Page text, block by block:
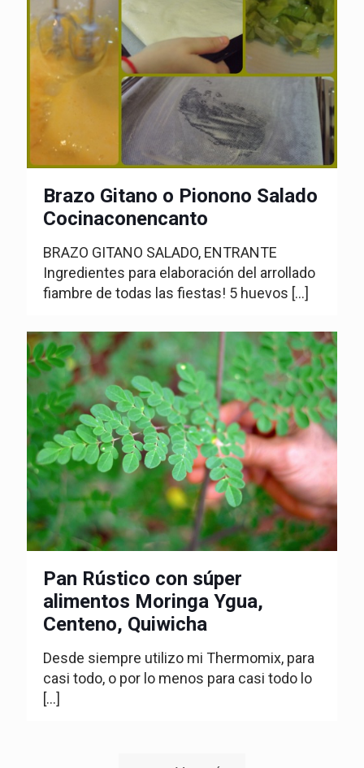
Brazo Gitano o Pionono Salado
Cocinaconencanto
BRAZO GITANO SALADO, ENTRANTE
Ingredientes para elaboración del arrollado
fiambre de todas las fiestas! 5 huevos […]
Pan Rústico con súper
alimentos Moringa Ygua,
Centeno, Quiwicha
Desde siempre utilizo mi Thermomix, para
casi todo, o por lo menos para casi todo lo
[…]